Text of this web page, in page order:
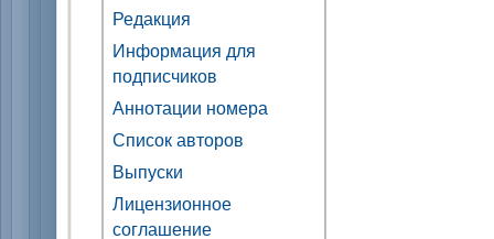
Редакция
Информация для
подписчиков
Аннотации номера
Список авторов
Выпуски
Лицензионное
соглашение